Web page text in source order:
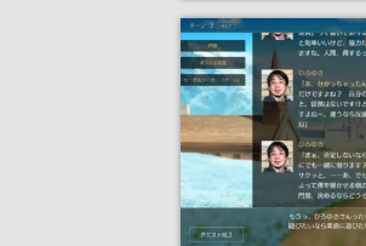
から冒険がはじまる